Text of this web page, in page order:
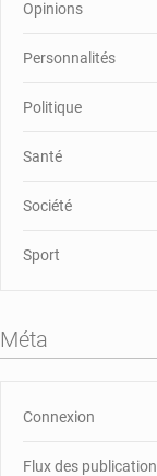
Opinions
Personnalités
Politique
Santé
Société
Sport
Méta
Connexion
Flux des